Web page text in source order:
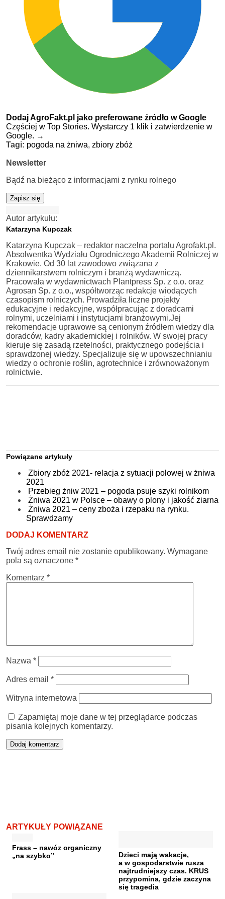
Dodaj AgroFakt.pl jako preferowane źródło w Google
Częściej w Top Stories. Wystarczy 1 klik i zatwierdzenie w
Google. →
Tagi: pogoda na żniwa, zbiory zbóż
Newsletter
Bądź na bieżąco z informacjami z rynku rolnego
Zapisz się
Autor artykułu:
Katarzyna Kupczak
Katarzyna Kupczak – redaktor naczelna portalu Agrofakt.pl.
Absolwentka Wydziału Ogrodniczego Akademii Rolniczej w
Krakowie. Od 30 lat zawodowo związana z
dziennikarstwem rolniczym i branżą wydawniczą.
Pracowała w wydawnictwach Plantpress Sp. z o.o. oraz
Agrosan Sp. z o.o., współtworząc redakcje wiodących
czasopism rolniczych. Prowadziła liczne projekty
edukacyjne i redakcyjne, współpracując z doradcami
rolnymi, uczelniami i instytucjami branżowymi.Jej
rekomendacje uprawowe są cenionym źródłem wiedzy dla
doradców, kadry akademickiej i rolników. W swojej pracy
kieruje się zasadą rzetelności, praktycznego podejścia i
sprawdzonej wiedzy. Specjalizuje się w upowszechnianiu
wiedzy o ochronie roślin, agrotechnice i zrównoważonym
rolnictwie.
Powiązane artykuły
Zbiory zbóż 2021- relacja z sytuacji polowej w żniwa
2021
Przebieg żniw 2021 – pogoda psuje szyki rolnikom
Żniwa 2021 w Polsce – obawy o plony i jakość ziarna
Żniwa 2021 – ceny zboża i rzepaku na rynku.
Sprawdzamy
DODAJ KOMENTARZ
Twój adres email nie zostanie opublikowany. Wymagane
pola są oznaczone *
Komentarz *
Nazwa *
Adres email *
Witryna internetowa
Zapamiętaj moje dane w tej przeglądarce podczas
pisania kolejnych komentarzy.
ARTYKUŁY POWIĄZANE
Frass – nawóz organiczny
„na szybko”
Dzieci mają wakacje,
a w gospodarstwie rusza
najtrudniejszy czas. KRUS
przypomina, gdzie zaczyna
się tragedia